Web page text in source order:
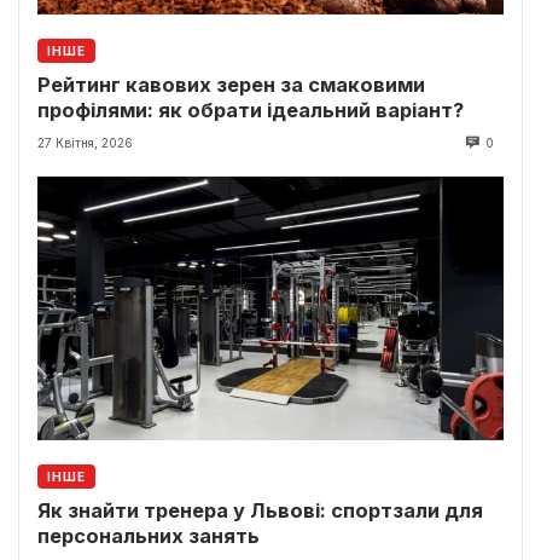
ІНШЕ
Рейтинг кавових зерен за смаковими
профілями: як обрати ідеальний варіант?
27 Квітня, 2026 0
ІНШЕ
Як знайти тренера у Львові: спортзали для
персональних занять